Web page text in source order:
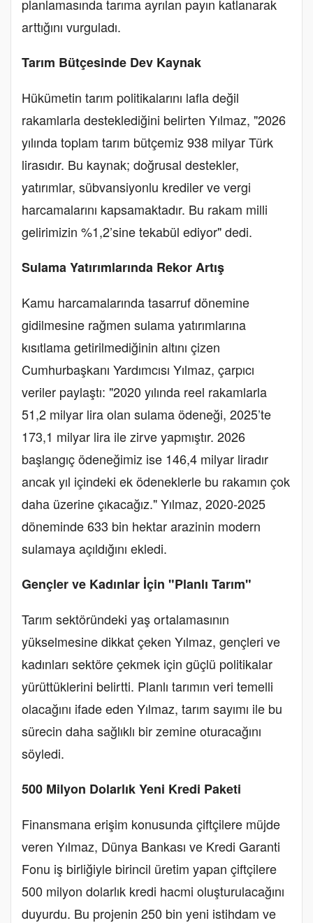
planlamasında tarıma ayrılan payın katlanarak
arttığını vurguladı.
Tarım Bütçesinde Dev Kaynak
Hükümetin tarım politikalarını lafla değil
rakamlarla desteklediğini belirten Yılmaz, "2026
yılında toplam tarım bütçemiz 938 milyar Türk
lirasıdır. Bu kaynak; doğrusal destekler,
yatırımlar, sübvansiyonlu krediler ve vergi
harcamalarını kapsamaktadır. Bu rakam milli
gelirimizin %1,2’sine tekabül ediyor" dedi.
Sulama Yatırımlarında Rekor Artış
Kamu harcamalarında tasarruf dönemine
gidilmesine rağmen sulama yatırımlarına
kısıtlama getirilmediğinin altını çizen
Cumhurbaşkanı Yardımcısı Yılmaz, çarpıcı
veriler paylaştı: "2020 yılında reel rakamlarla
51,2 milyar lira olan sulama ödeneği, 2025’te
173,1 milyar lira ile zirve yapmıştır. 2026
başlangıç ödeneğimiz ise 146,4 milyar liradır
ancak yıl içindeki ek ödeneklerle bu rakamın çok
daha üzerine çıkacağız." Yılmaz, 2020-2025
döneminde 633 bin hektar arazinin modern
sulamaya açıldığını ekledi.
Gençler ve Kadınlar İçin "Planlı Tarım"
Tarım sektöründeki yaş ortalamasının
yükselmesine dikkat çeken Yılmaz, gençleri ve
kadınları sektöre çekmek için güçlü politikalar
yürüttüklerini belirtti. Planlı tarımın veri temelli
olacağını ifade eden Yılmaz, tarım sayımı ile bu
sürecin daha sağlıklı bir zemine oturacağını
söyledi.
500 Milyon Dolarlık Yeni Kredi Paketi
Finansmana erişim konusunda çiftçilere müjde
veren Yılmaz, Dünya Bankası ve Kredi Garanti
Fonu iş birliğiyle birincil üretim yapan çiftçilere
500 milyon dolarlık kredi hacmi oluşturulacağını
duyurdu. Bu projenin 250 bin yeni istihdam ve